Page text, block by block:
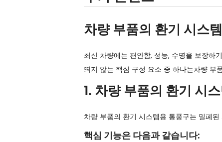
차량 부품의 환기 시스
최신 차량에는 편안함, 성능, 수명을 보장하
띄지 않는 핵심 구성 요소 중 하나는차량 부
1. 차량 부품의 환기 시
차량 부품의 환기 시스템용 통풍구는 밀폐
핵심 기능은 다음과 같습니다: